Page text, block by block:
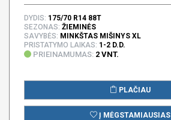
DYDIS: 175/70 R14 88T
SEZONAS: ŽIEMINĖS
SAVYBĖS: MINKŠTAS MIŠINYS XL
PRISTATYMO LAIKAS: 1-2 D.D.
PRIEINAMUMAS: 2 VNT.
PLAČIAU
Į MĖGSTAMIAUSIAS